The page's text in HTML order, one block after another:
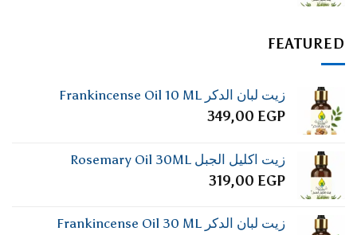
FEATURED
زيت لبان الدكر Frankincense Oil 10 ML
349,00 EGP
زيت اكليل الجبل Rosemary Oil 30ML
319,00 EGP
زيت لبان الدكر Frankincense Oil 30 ML